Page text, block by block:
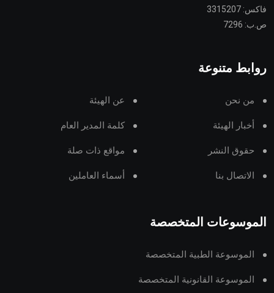
فاكس: 3315207
ص.ب: 7296
روابط متنوعة
من نحن عن الهيئة
أخبار الهيئة كلمة المدير العام
حقوق النشر مواقع ذات صلة
الاتصال بنا أسماء العاملين
الموسوعات المتخصصة
الموسوعة الطبية المتخصصة
الموسوعة القانونية المتخصصة